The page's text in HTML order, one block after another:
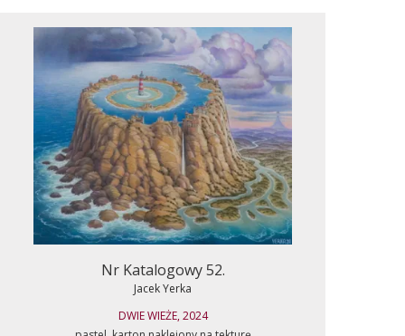
Nr Katalogowy 52.
Jacek Yerka
DWIE WIEŻE, 2024